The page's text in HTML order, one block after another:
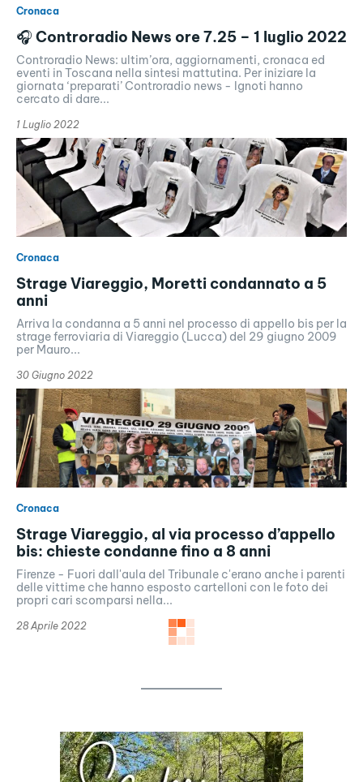
Cronaca
🎧 Controradio News ore 7.25 – 1 luglio 2022
Controradio News: ultim’ora, aggiornamenti, cronaca ed
eventi in Toscana nella sintesi mattutina. Per iniziare la
giornata ‘preparati’ Controradio news - Ignoti hanno
cercato di dare...
1 Luglio 2022
Cronaca
Strage Viareggio, Moretti condannato a 5
anni
Arriva la condanna a 5 anni nel processo di appello bis per la
strage ferroviaria di Viareggio (Lucca) del 29 giugno 2009
per Mauro...
30 Giugno 2022
Cronaca
Strage Viareggio, al via processo d’appello
bis: chieste condanne fino a 8 anni
Firenze - Fuori dall'aula del Tribunale c'erano anche i parenti
delle vittime che hanno esposto cartelloni con le foto dei
propri cari scomparsi nella...
28 Aprile 2022